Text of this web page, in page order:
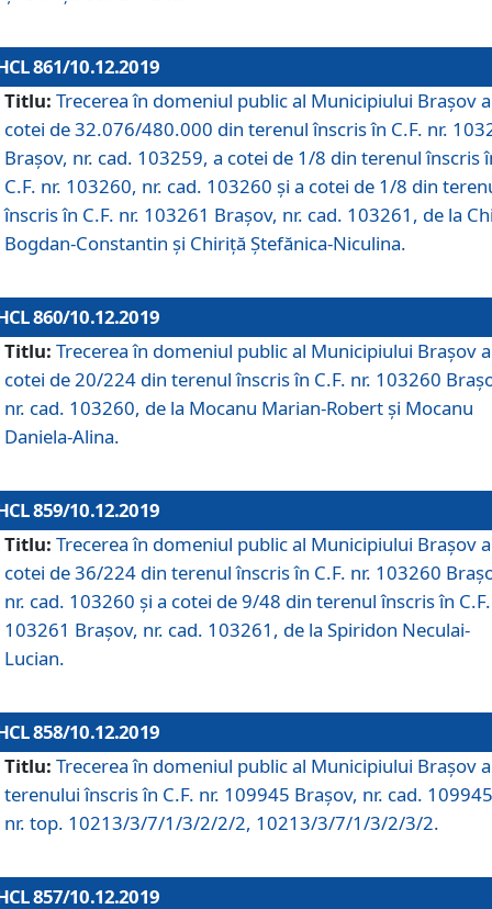
861/10.12.2019
Titlu: Trecerea în domeniul public al Municipiului Braşov a
cotei de 32.076/480.000 din terenul înscris în C.F. nr.
Brașov, nr. cad. 103259, a cotei de 1/8 din terenul înscris
C.F. nr. 103260, nr. cad. 103260 și a cotei de 1/8 din
înscris în C.F. nr. 103261 Brașov, nr. cad. 103261, de la
Bogdan-Constantin și Chiriță Ștefănica-Niculina.
860/10.12.2019
Titlu: Trecerea în domeniul public al Municipiului Braşov a
cotei de 20/224 din terenul înscris în C.F. nr. 103260
nr. cad. 103260, de la Mocanu Marian-Robert și Mocanu
Daniela-Alina.
859/10.12.2019
Titlu: Trecerea în domeniul public al Municipiului Braşov a
cotei de 36/224 din terenul înscris în C.F. nr. 103260
nr. cad. 103260 și a cotei de 9/48 din terenul înscris în
103261 Brașov, nr. cad. 103261, de la Spiridon Neculai-
Lucian.
858/10.12.2019
Titlu: Trecerea în domeniul public al Municipiului Braşov a
terenului înscris în C.F. nr. 109945 Brașov, nr. cad.
nr. top. 10213/3/7/1/3/2/2/2, 10213/3/7/1/3/2/3/2.
857/10.12.2019